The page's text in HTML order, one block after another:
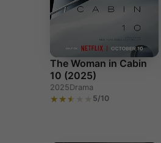
The Woman in Cabin
10 (2025)
2025Drama
5/10